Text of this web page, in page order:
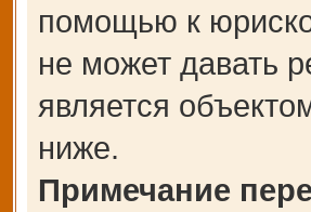
помощью к
не может давать
является
ниже.
Примечание